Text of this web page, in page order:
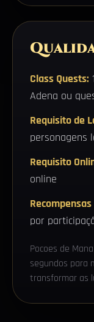
Class Quests:
Adena ou
Requisito de
personagens
Requisito
online
por
Pocoes de
segundos para
transformar as